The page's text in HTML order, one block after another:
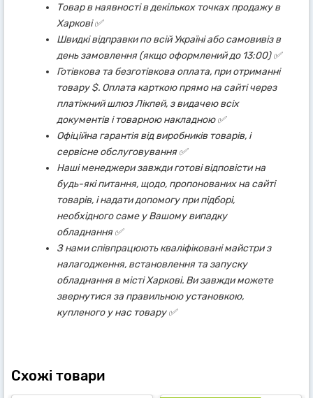
Товар в наявності в декількох точках продажу в
Харкові ✅
Швидкі відправки по всій Україні або самовивіз в
день замовлення (якщо оформлений до 13:00) ✅
Готівкова та безготівкова оплата, при отриманні
товару $. Оплата карткою прямо на сайті через
платіжний шлюз Лікпей, з видачею всіх
документів і товарною накладною ✅
Офіційна гарантія від виробників товарів, і
сервісне обслуговування ✅
Наші менеджери завжди готові відповісти на
будь-які питання, щодо, пропонованих на сайті
товарів, і надати допомогу при підборі,
необхідного саме у Вашому випадку
обладнання ✅
З нами співпрацюють кваліфіковані майстри з
налагодження, встановлення та запуску
обладнання в місті Харкові. Ви завжди можете
звернутися за правильною установкою,
купленого у нас товару ✅
Схожі товари